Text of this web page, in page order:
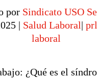
por Sindicato USO
| Salud Laboral| prl
laboral